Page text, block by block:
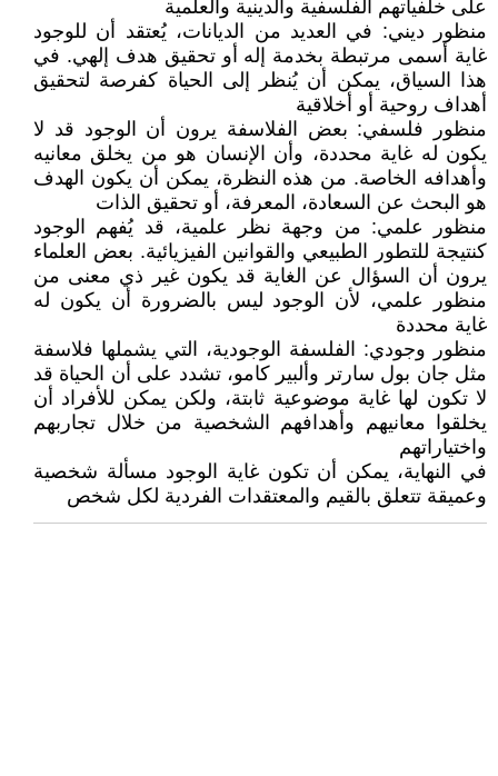
على خلفياتهم الفلسفية والدينية والعلمية
منظور ديني: في العديد من الديانات، يُعتقد أن للوجود
غاية أسمى مرتبطة بخدمة إله أو تحقيق هدف إلهي. في
هذا السياق، يمكن أن يُنظر إلى الحياة كفرصة لتحقيق
أهداف روحية أو أخلاقية
منظور فلسفي: بعض الفلاسفة يرون أن الوجود قد لا
يكون له غاية محددة، وأن الإنسان هو من يخلق معانيه
وأهدافه الخاصة. من هذه النظرة، يمكن أن يكون الهدف
هو البحث عن السعادة، المعرفة، أو تحقيق الذات
منظور علمي: من وجهة نظر علمية، قد يُفهم الوجود
كنتيجة للتطور الطبيعي والقوانين الفيزيائية. بعض العلماء
يرون أن السؤال عن الغاية قد يكون غير ذي معنى من
منظور علمي، لأن الوجود ليس بالضرورة أن يكون له
غاية محددة
منظور وجودي: الفلسفة الوجودية، التي يشملها فلاسفة
مثل جان بول سارتر وألبير كامو، تشدد على أن الحياة قد
لا تكون لها غاية موضوعية ثابتة، ولكن يمكن للأفراد أن
يخلقوا معانيهم وأهدافهم الشخصية من خلال تجاربهم
واختياراتهم
في النهاية، يمكن أن تكون غاية الوجود مسألة شخصية
وعميقة تتعلق بالقيم والمعتقدات الفردية لكل شخص